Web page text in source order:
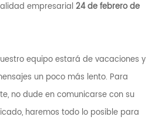
empresarial24 de febrero de
equipo estará de vacaciones y
un poco más lento. Para
no dude en comunicarse con su
haremos todo lo posible para